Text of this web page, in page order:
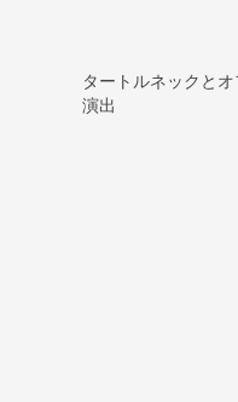
タートルネックと
演出